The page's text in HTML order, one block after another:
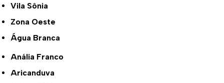
Vila Sônia
Zona Oeste
Água Branca
Anália Franco
Aricanduva